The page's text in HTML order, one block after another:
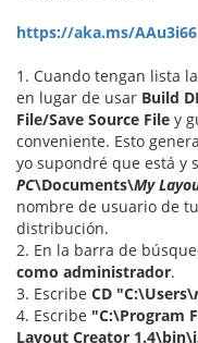
https://aka.ms/AAu3i66
1. Cuando tengan lista
en lugar de usar Build
File/Save Source File y
conveniente. Esto
yo supondré que está y
PC\Documents\My
nombre de usuario de
distribución.
2. En la barra de
como administrador.
3. Escribe CD "C:\Users\
4. Escribe "C:\Program
Layout Creator